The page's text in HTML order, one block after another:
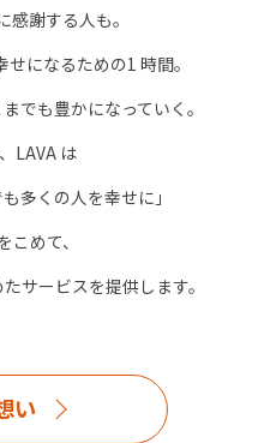
感謝する人も。
になるための1 時間。
でも豊かになっていく。
LAVA は
多くの人を幸せに」
こめて、
サービスを提供します。
い